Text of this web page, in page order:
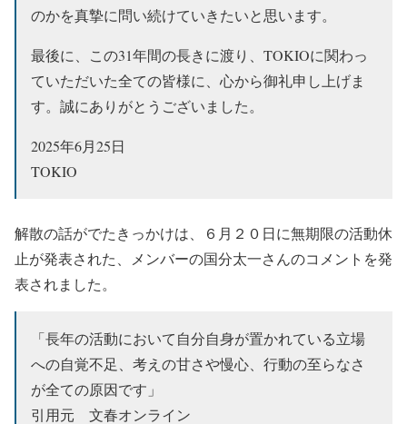
のかを真摯に問い続けていきたいと思います。
最後に、この31年間の長きに渡り、TOKIOに関わっ
ていただいた全ての皆様に、心から御礼申し上げま
す。誠にありがとうございました。
2025年6月25日
TOKIO
解散の話がでたきっかけは、６月２０日に無期限の活動休
止が発表された、メンバーの国分太一さんのコメントを発
表されました。
「長年の活動において自分自身が置かれている立場
への自覚不足、考えの甘さや慢心、行動の至らなさ
が全ての原因です」
引用元 文春オンライン